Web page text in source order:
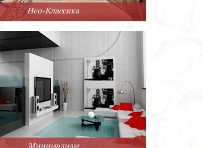
Нео-Классика
Минимализм